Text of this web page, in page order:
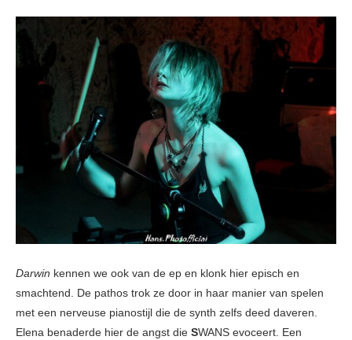
Darwin kennen we ook van de ep en klonk hier episch en
smachtend. De pathos trok ze door in haar manier van spelen
met een nerveuse pianostijl die de synth zelfs deed daveren.
Elena benaderde hier de angst die SWANS evoceert. Een